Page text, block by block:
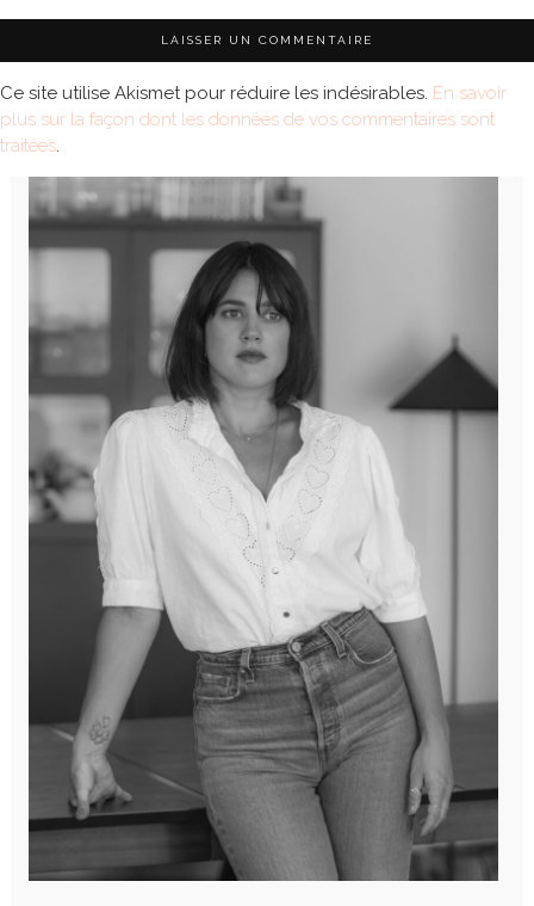
Ce site utilise Akismet pour réduire les indésirables. En savoir
plus sur la façon dont les données de vos commentaires sont
traitées.